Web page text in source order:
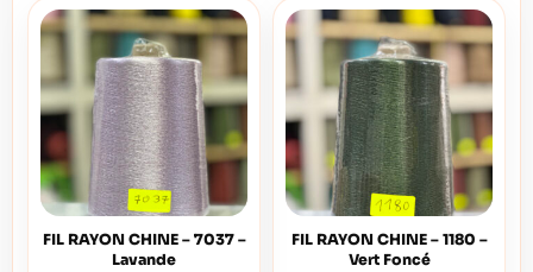
FIL RAYON CHINE – 1180 –
Vert Foncé
FIL RAYON CHINE – 7037 –
Lavande